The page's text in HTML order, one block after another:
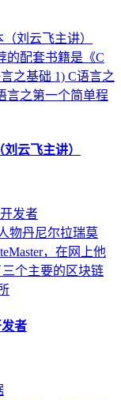
的配套书籍是《C
之基础 1) C语言之
言之第一个简单程
云飞主讲）
物丹尼尔拉瑞莫
，在网上他
个主要的区块链
者